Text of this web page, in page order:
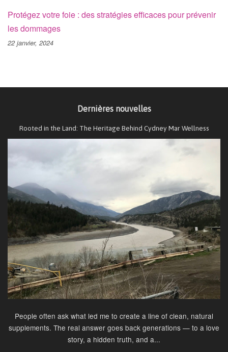
Protégez votre foie : des stratégies efficaces pour prévenir
les dommages
22 janvier, 2024
Dernières nouvelles
Rooted in the Land: The Heritage Behind Cydney Mar Wellness
People often ask what led me to create a line of clean, natural
supplements. The real answer goes back generations — to a love
story, a hidden truth, and a...